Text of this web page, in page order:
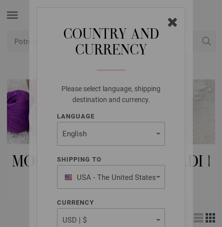
COUNTRY AND
CURRENCY
Please select language, shipping
destination and currency.
LANGUAGE
SHIPPING TO
USA - The United States
of America
CURRENCY
MODNI DODACI | DUGMADI |
PRYM